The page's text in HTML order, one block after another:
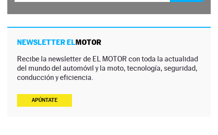
NEWSLETTER ELMOTOR
Recibe la newsletter de EL MOTOR con toda la actualidad
del mundo del automóvil y la moto, tecnología, seguridad,
conducción y eficiencia.
APÚNTATE